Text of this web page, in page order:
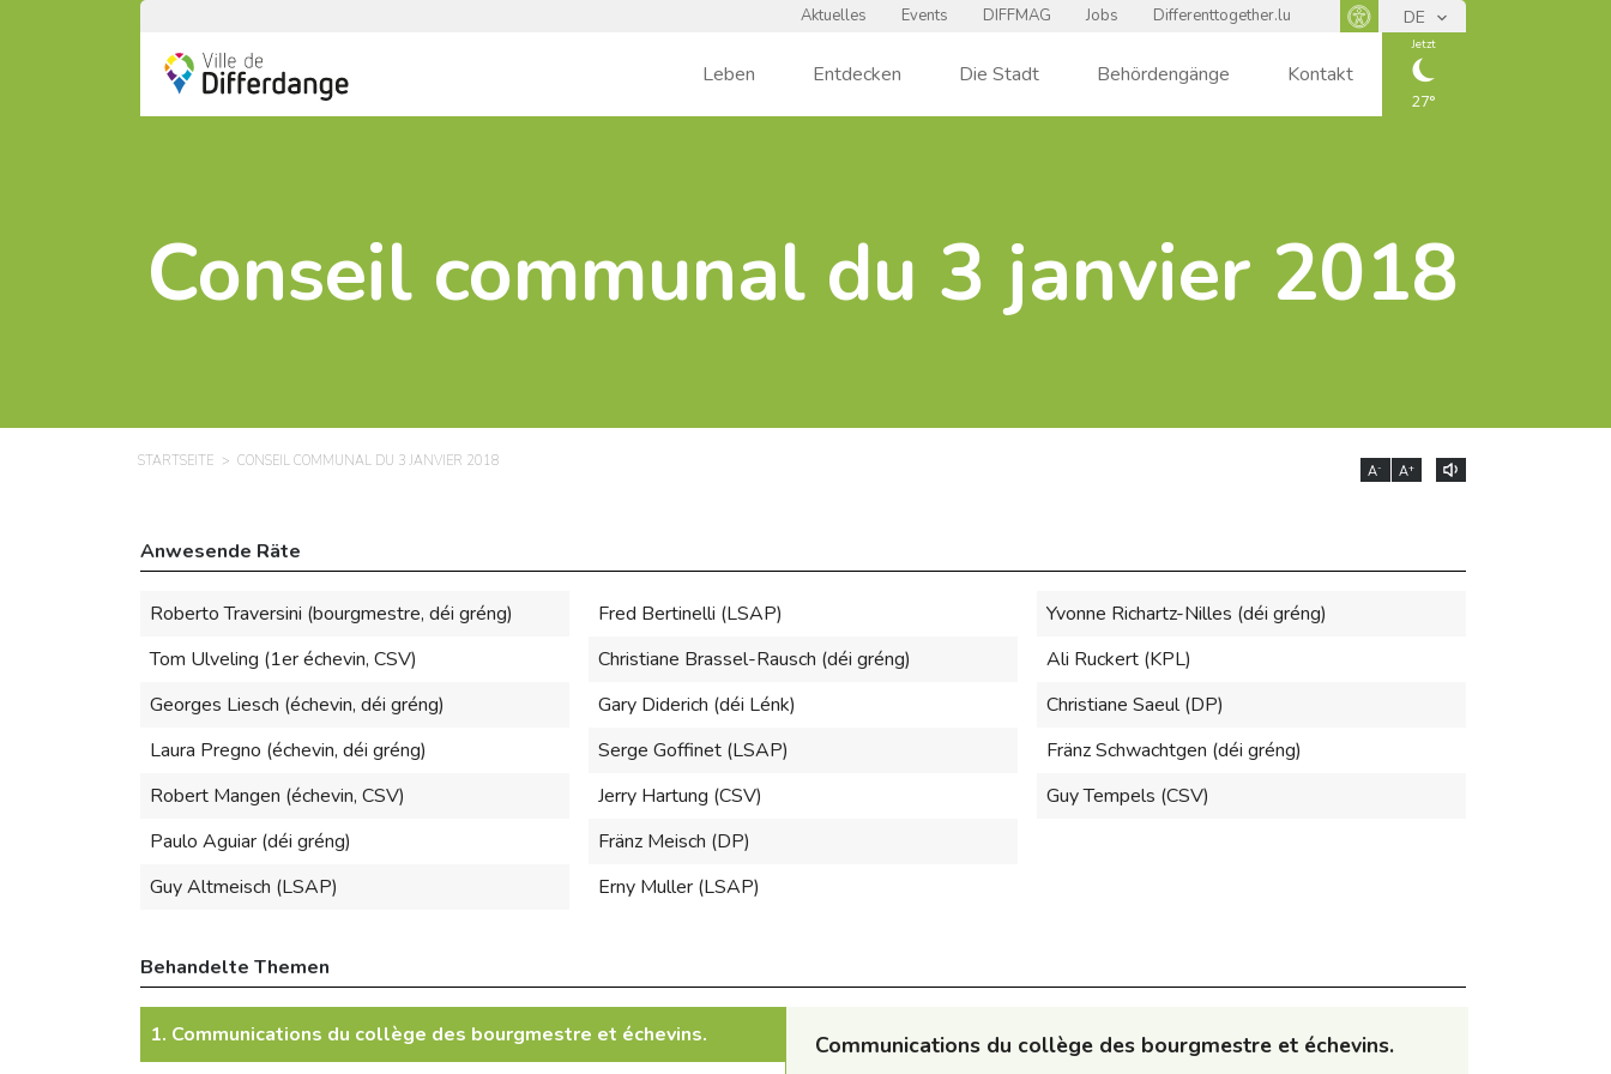
Aktuelles Events DIFFMAG Jobs
Differenttogether.lu
Panneau d'accessibilité
DE
Leben Entdecken Die Stadt Behördengänge Kontakt
Jetzt
27
Conseil communal du 3 janvier 2018
STARTSEITE CONSEIL COMMUNAL DU 3 JANVIER 2018
A- A+
Anwesende Räte
Roberto Traversini (bourgmestre, déi gréng)
Tom Ulveling (1er échevin, CSV)
Georges Liesch (échevin, déi gréng)
Laura Pregno (échevin, déi gréng)
Robert Mangen (échevin, CSV)
Paulo Aguiar (déi gréng)
Guy Altmeisch (LSAP)
Fred Bertinelli (LSAP)
Christiane Brassel-Rausch (déi gréng)
Gary Diderich (déi Lénk)
Serge Goffinet (LSAP)
Jerry Hartung (CSV)
Fränz Meisch (DP)
Erny Muller (LSAP)
Yvonne Richartz-Nilles (déi gréng)
Ali Ruckert (KPL)
Christiane Saeul (DP)
Fränz Schwachtgen (déi gréng)
Guy Tempels (CSV)
Behandelte Themen
1. Communications du collège des bourgmestre et échevins. Communications du collège des bourgmestre et échevins.